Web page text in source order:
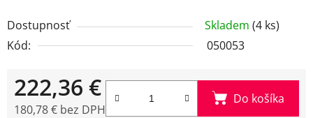
Dostupnosť Skladem (4 ks)
Kód:
050053
222,36 €
180,78 € bez DPH
Do košíka